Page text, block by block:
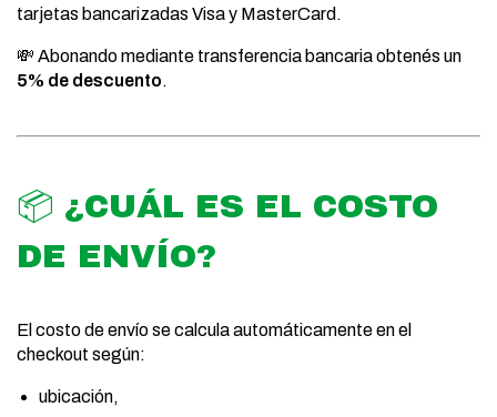
tarjetas bancarizadas Visa y MasterCard.
💸 Abonando mediante transferencia bancaria obtenés un
5% de descuento.
📦 ¿CUÁL ES EL COSTO
DE ENVÍO?
El costo de envío se calcula automáticamente en el
checkout según:
ubicación,